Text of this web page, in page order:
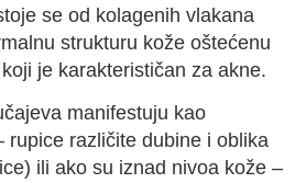
se od kolagenih vlakana
strukturu kože oštećenu
je karakterističan za akne.
manifestuju kao
rupice različite dubine i oblika
ili ako su iznad nivoa kože –